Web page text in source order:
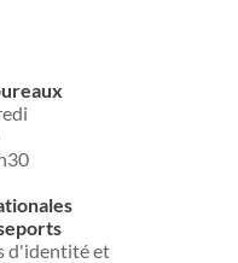
d'identité et